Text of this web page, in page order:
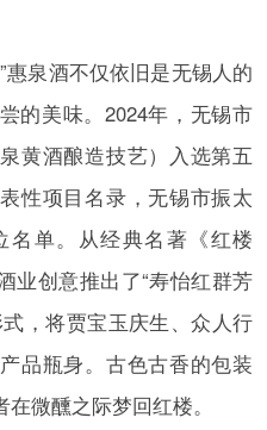
惠泉酒不仅依旧是无锡人的
的美味。2024年，无锡市
黄酒酿造技艺）入选第五
性项目名录，无锡市振太
单。从经典名著《红楼
业创意推出了“寿怡红群芳
，将贾宝玉庆生、众人行
品瓶身。古色古香的包装
微醺之际梦回红楼。